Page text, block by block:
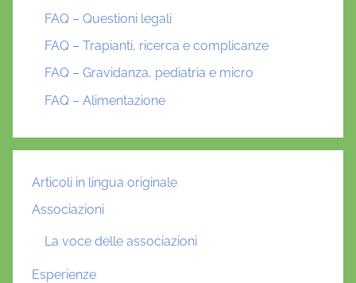
FAQ – Questioni legali
FAQ – Trapianti, ricerca e complicanze
FAQ – Gravidanza, pediatria e micro
FAQ – Alimentazione
Articoli in lingua originale
Associazioni
La voce delle associazioni
Esperienze